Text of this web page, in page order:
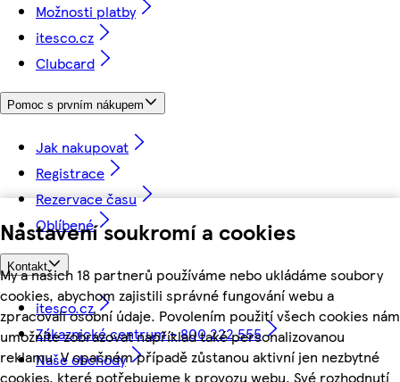
Nastavení soukromí a cookies
My a našich 18 partnerů používáme nebo ukládáme soubory
cookies, abychom zajistili správné fungování webu a
zpracovali osobní údaje. Povolením použití všech cookies nám
umožníte zobrazovat například také personalizovanou
reklamu. V opačném případě zůstanou aktivní jen nezbytné
cookies, které potřebujeme k provozu webu. Své rozhodnutí
Možnosti platby
itesco.cz
Clubcard
Pomoc s prvním nákupem
Jak nakupovat
Registrace
Rezervace času
Oblíbené
Kontakt
itesco.cz
Zákaznické centrum - 800 222 555
Naše obchody